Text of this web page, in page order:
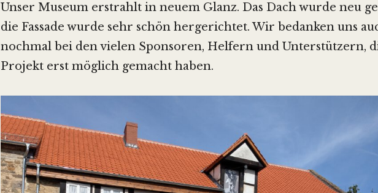
Unser Museum erstrahlt in neuem Glanz. Das Dach wurde neu
die Fassade wurde sehr schön hergerichtet. Wir bedanken uns
nochmal bei den vielen Sponsoren, Helfern und Unterstützern,
Projekt erst möglich gemacht haben.